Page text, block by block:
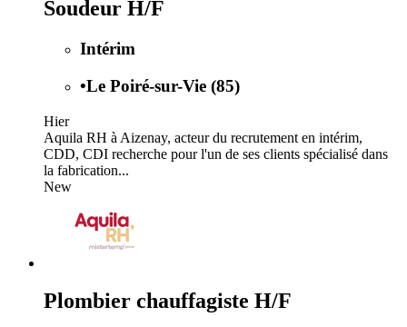
Soudeur H/F
Intérim
•Le Poiré-sur-Vie (85)
Hier
Aquila RH à Aizenay, acteur du recrutement en intérim,
CDD, CDI recherche pour l'un de ses clients spécialisé dans
la fabrication...
New
Plombier chauffagiste H/F